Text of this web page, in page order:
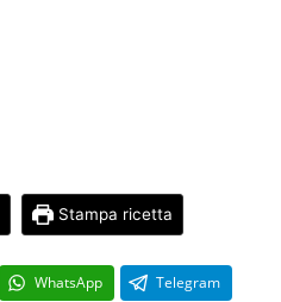
Stampa ricetta
WhatsApp Telegram